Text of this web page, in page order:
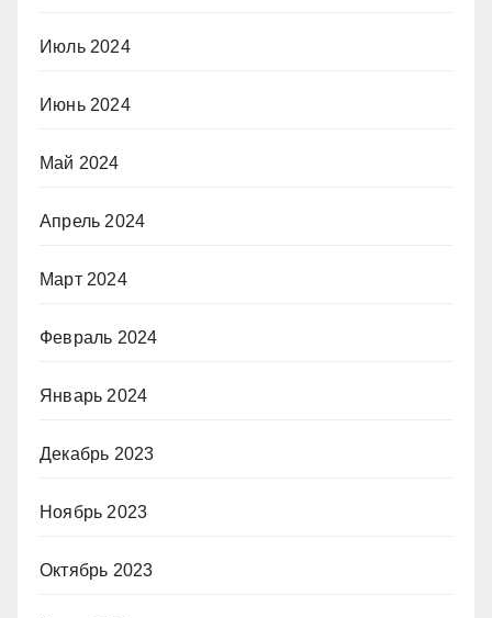
Июль 2024
Июнь 2024
Май 2024
Апрель 2024
Март 2024
Февраль 2024
Январь 2024
Декабрь 2023
Ноябрь 2023
Октябрь 2023